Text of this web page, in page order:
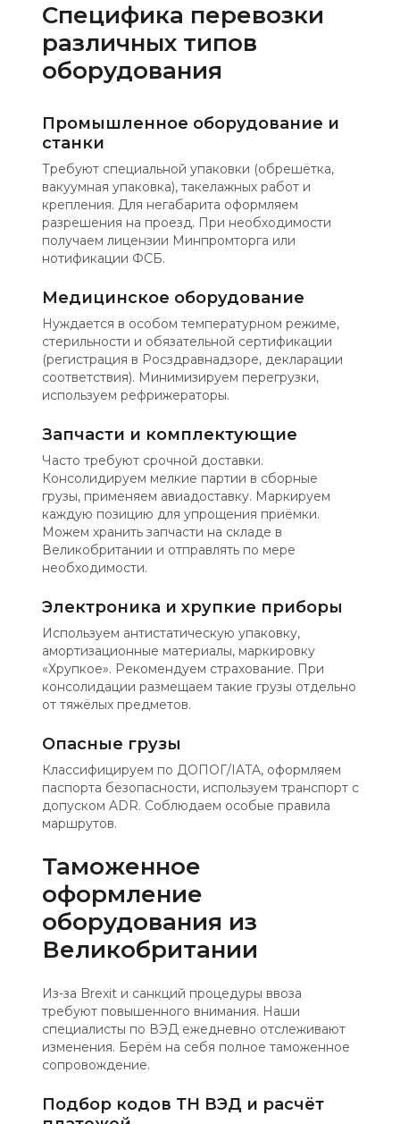
Специфика перевозки
различных типов
оборудования
Промышленное оборудование и
станки
Требуют специальной упаковки (обрешётка,
вакуумная упаковка), такелажных работ и
крепления. Для негабарита оформляем
разрешения на проезд. При необходимости
получаем лицензии Минпромторга или
нотификации ФСБ.
Медицинское оборудование
Нуждается в особом температурном режиме,
стерильности и обязательной сертификации
(регистрация в Росздравнадзоре, декларации
соответствия). Минимизируем перегрузки,
используем рефрижераторы.
Запчасти и комплектующие
Часто требуют срочной доставки.
Консолидируем мелкие партии в сборные
грузы, применяем авиадоставку. Маркируем
каждую позицию для упрощения приёмки.
Можем хранить запчасти на складе в
Великобритании и отправлять по мере
необходимости.
Электроника и хрупкие приборы
Используем антистатическую упаковку,
амортизационные материалы, маркировку
«Хрупкое». Рекомендуем страхование. При
консолидации размещаем такие грузы отдельно
от тяжёлых предметов.
Опасные грузы
Классифицируем по ДОПОГ/IATA, оформляем
паспорта безопасности, используем транспорт с
допуском ADR. Соблюдаем особые правила
маршрутов.
Таможенное
оформление
оборудования из
Великобритании
Из-за Brexit и санкций процедуры ввоза
требуют повышенного внимания. Наши
специалисты по ВЭД ежедневно отслеживают
изменения. Берём на себя полное таможенное
сопровождение.
Подбор кодов ТН ВЭД и расчёт